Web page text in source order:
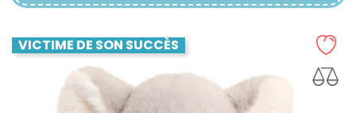
VICTIME DE SON SUCCÈS